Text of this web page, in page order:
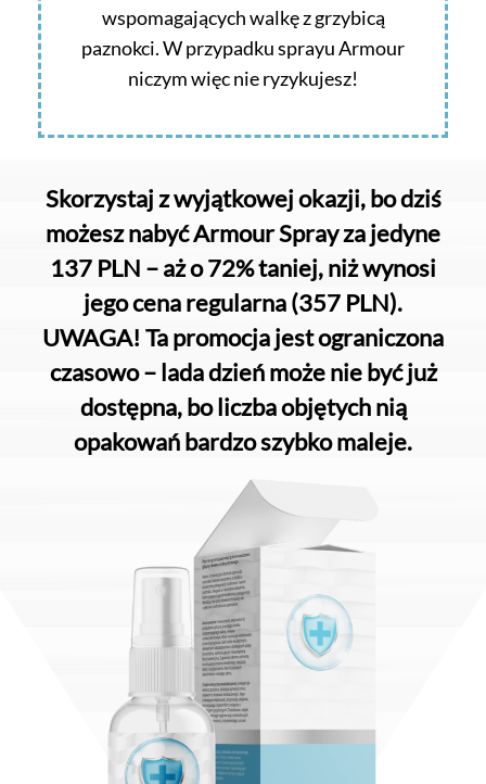
wspomagających walkę z grzybicą
paznokci. W przypadku sprayu Armour
niczym więc nie ryzykujesz!
Skorzystaj z wyjątkowej okazji, bo dziś
możesz nabyć Armour Spray za jedyne
137 PLN – aż o 72% taniej, niż wynosi
jego cena regularna (357 PLN).
UWAGA! Ta promocja jest ograniczona
czasowo – lada dzień może nie być już
dostępna, bo liczba objętych nią
opakowań bardzo szybko maleje.